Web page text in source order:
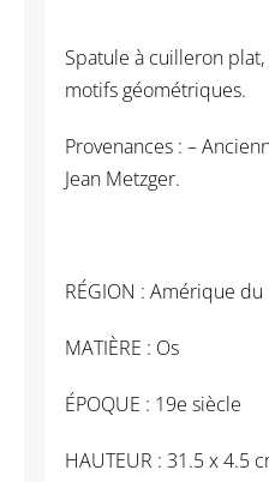
Spatule à cuilleron
motifs géométriques.
Provenances : –
Jean Metzger.
RÉGION : Amérique
MATIÈRE : Os
ÉPOQUE : 19e siècle
HAUTEUR : 31.5 x 4.5